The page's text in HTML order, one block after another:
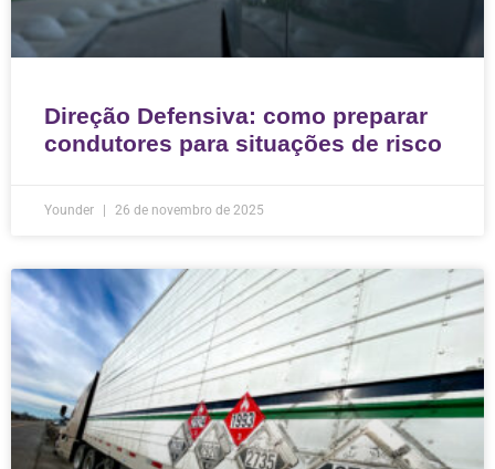
Direção Defensiva: como preparar
condutores para situações de risco
Younder 26 de novembro de 2025